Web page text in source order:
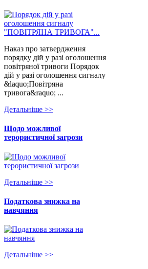
Наказ про затвердження
порядку дій у разі оголошення
повітряної тривоги Порядок
дій у разі оголошення сигналу
&laquo;Повітряна
тривога&raquo; ...
Детальнiше >>
Щодо можливої
терористичної загрози
Детальнiше >>
Податкова знижка на
навчяння
Детальнiше >>